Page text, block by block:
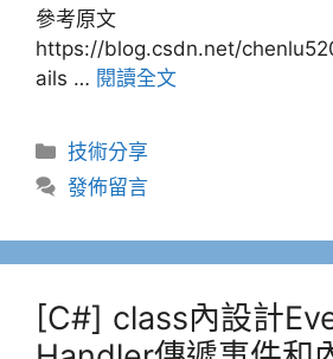
參考原文
https://blog.csdn.net/
ails … 閱讀全文
分
類
技術分享
發佈留言
[C#] class內設計